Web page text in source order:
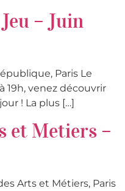
– Juin
Paris Le
19h, venez découvrir
! La plus […]
et Metiers –
Arts et Métiers, Paris